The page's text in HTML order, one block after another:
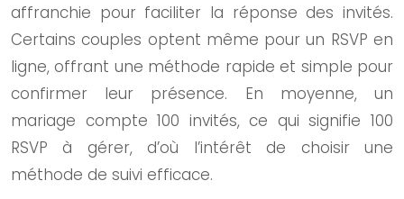
affranchie pour faciliter la réponse des invités.
Certains couples optent même pour un RSVP en
ligne, offrant une méthode rapide et simple pour
confirmer leur présence. En moyenne, un
mariage compte 100 invités, ce qui signifie 100
RSVP à gérer, d’où l’intérêt de choisir une
méthode de suivi efficace.